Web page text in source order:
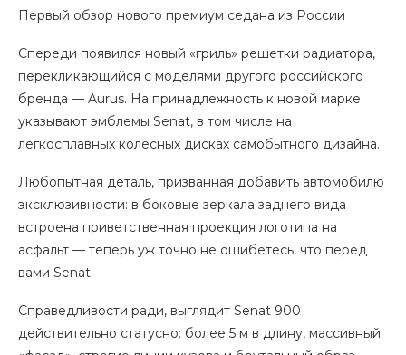
Первый обзор нового премиум седана из России
Спереди появился новый «гриль» решетки радиатора,
перекликающийся с моделями другого российского
бренда — Aurus. На принадлежность к новой марке
указывают эмблемы Senat, в том числе на
легкосплавных колесных дисках самобытного дизайна.
Любопытная деталь, призванная добавить автомобилю
эксклюзивности: в боковые зеркала заднего вида
встроена приветственная проекция логотипа на
асфальт — теперь уж точно не ошибетесь, что перед
вами Senat.
Справедливости ради, выглядит Senat 900
действительно статусно: более 5 м в длину, массивный